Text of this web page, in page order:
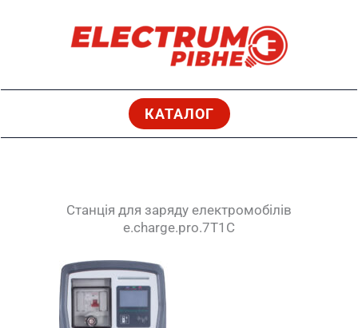
КАТАЛОГ
Станція для заряду електромобілів
e.charge.pro.7T1C